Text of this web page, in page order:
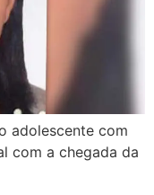
adolescente com
com a chegada da